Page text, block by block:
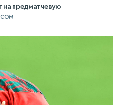
на предматчевую